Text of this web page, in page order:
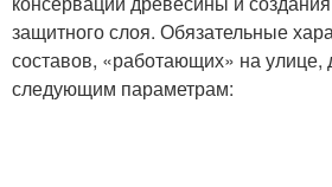
защитного слоя. Обязательные
составов, «работающих» на улице,
следующим параметрам: